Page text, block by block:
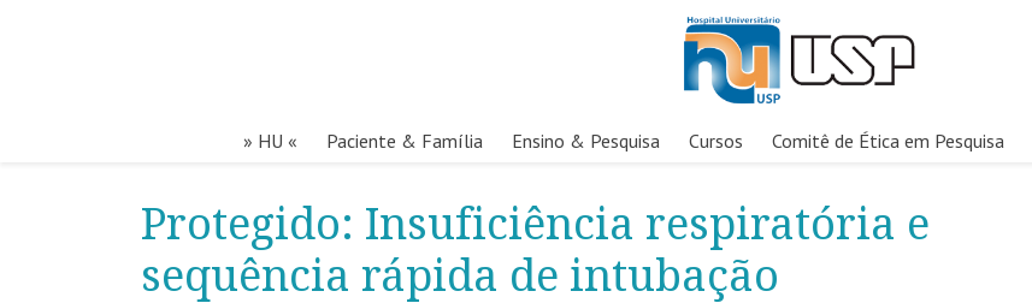
» HU « Paciente & Família Ensino & Pesquisa Cursos Comitê de Ética em Pesquisa
Protegido: Insuficiência respiratória e
sequência rápida de intubação